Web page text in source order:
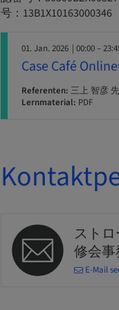
号：13B1X10163000346
01. Jan. 2026 | 00:00 –
Case Café
Referenten: 三上 智彦
Lernmaterial: PDF
スト
修会事
E-Mail